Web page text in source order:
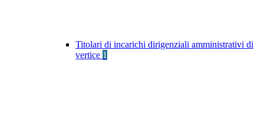
Titolari di incarichi dirigenziali amministrativi di
vertice 1